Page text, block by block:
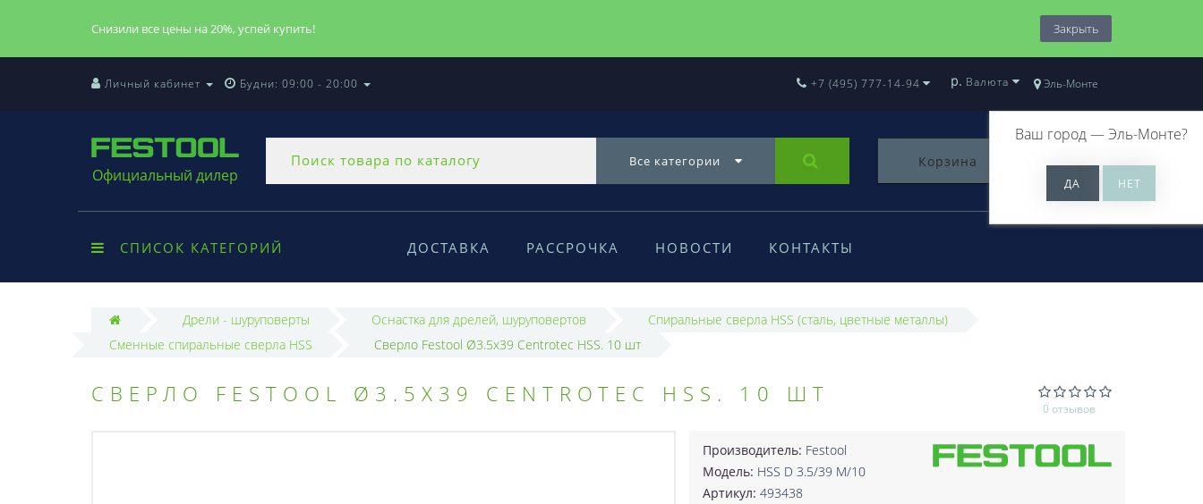
Снизили все цены на 20%, успей купить! Закрыть
Личный кабинет Будни: 09:00 - 20:00 Эль-Монте
Ваш город —Эль-Монте?
+7 (495) 777-14-94 р. Валюта
Официальный дилер
Все категории Корзина 0
СПИСОК КАТЕГОРИЙ ДОСТАВКА РАССРОЧКА НОВОСТИ КОНТАКТЫ
Дрели - шуруповерты Оснастка для дрелей, шуруповертов
Спиральные сверла HSS (сталь, цветные металлы)
Сменные спиральные сверла HSS
Сверло Festool Ø3.5x39 Centrotec HSS. 10 шт
СВЕРЛО FESTOOL Ø3.5X39 CENTROTEC HSS. 10 ШТ
0 отзывов
Производитель: Festool
Модель: HSS D 3.5/39 M/10
Артикул: 493438